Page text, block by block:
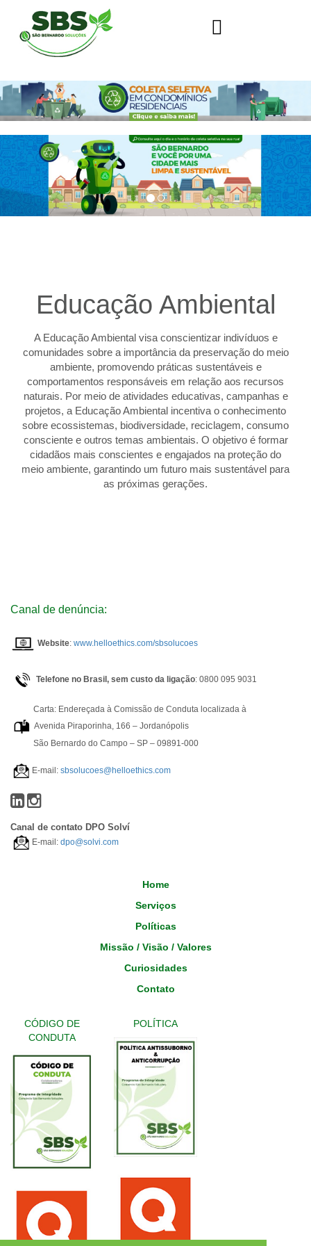
Educação Ambiental
A Educação Ambiental visa conscientizar indivíduos e
comunidades sobre a importância da preservação do meio
ambiente, promovendo práticas sustentáveis e
comportamentos responsáveis em relação aos recursos
naturais. Por meio de atividades educativas, campanhas e
projetos, a Educação Ambiental incentiva o conhecimento
sobre ecossistemas, biodiversidade, reciclagem, consumo
consciente e outros temas ambientais. O objetivo é formar
cidadãos mais conscientes e engajados na proteção do
meio ambiente, garantindo um futuro mais sustentável para
as próximas gerações.
Canal de denúncia:
Website: www.helloethics.com/sbsolucoes
Telefone no Brasil, sem custo da ligação: 0800 095 9031
Carta: Endereçada à Comissão de Conduta localizada à
Avenida Piraporinha, 166 – Jordanópolis
São Bernardo do Campo – SP – 09891-000
E-mail: sbsolucoes@helloethics.com
Canal de contato DPO Solví
E-mail: dpo@solvi.com
Home
Serviços
Políticas
Missão / Visão / Valores
Curiosidades
Contato
CÓDIGO DE
CONDUTA
POLÍTICA